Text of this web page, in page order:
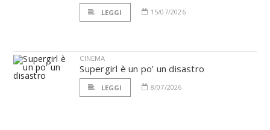
LEGGI 15/07/2026
CINEMA
Supergirl è un po' un disastro
LEGGI 8/07/2026